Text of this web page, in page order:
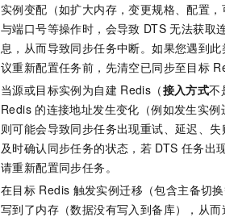
实例变配（如扩大内存，变更规格、配置，
与端口号等操作时，会导致 DTS 无法获取连
息，从而导致同步任务中断。如果您遇到此
议重新配置任务前，先清空已同步至目标
当源或目标实例为自建 Redis（接入方式不是
Redis 的连接地址发生变化（例如发生实例
则可能会导致同步任务出现重试、延迟、失
及时确认同步任务的状态，若 DTS 任务出现
请重新配置同步任务。
在目标 Redis 触发实例迁移（包含主备切换
写到了内存（数据没有写入到备库），从而造